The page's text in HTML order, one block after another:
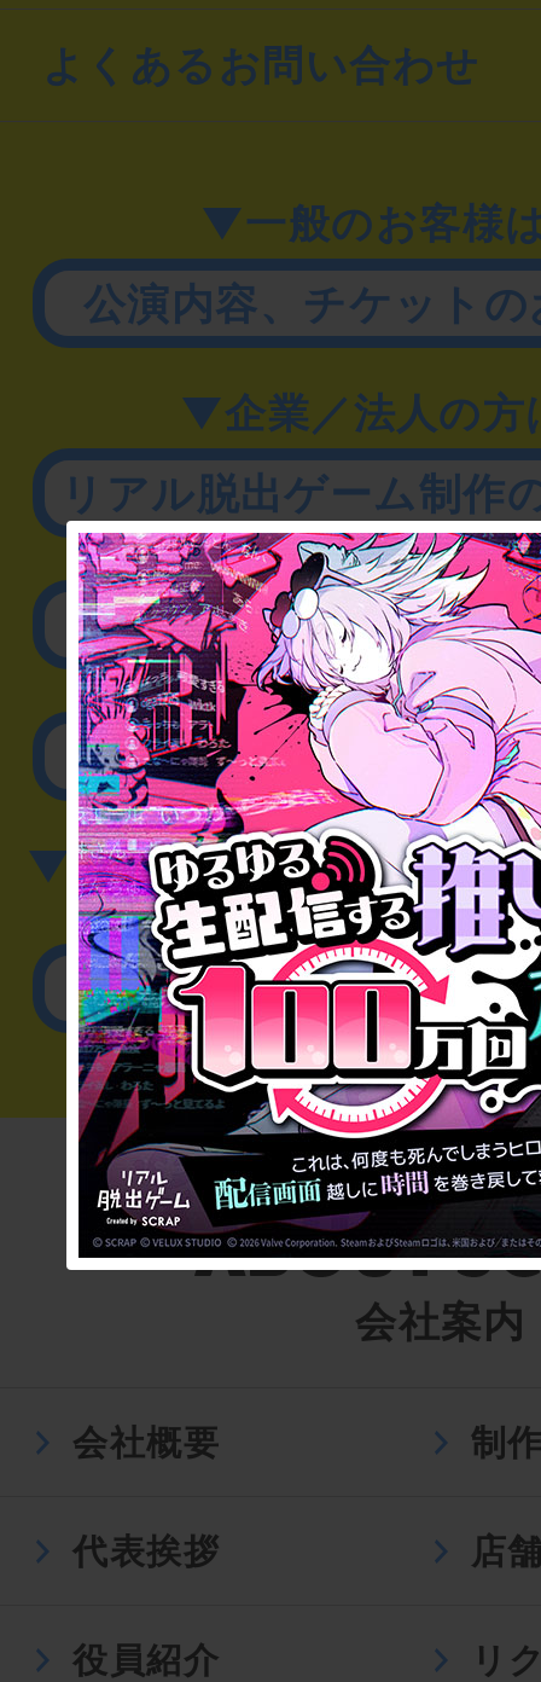
よくあるお問い合わせ
▼一般のお客様
公演内容、チケット
▼企業／法人の方
リアル脱出ゲーム制作
取材に関するお
その他のご相談／
▼英語、中国語でのお問
English／
会社案内
会社概要 制
代表挨拶 店
役員紹介 リ